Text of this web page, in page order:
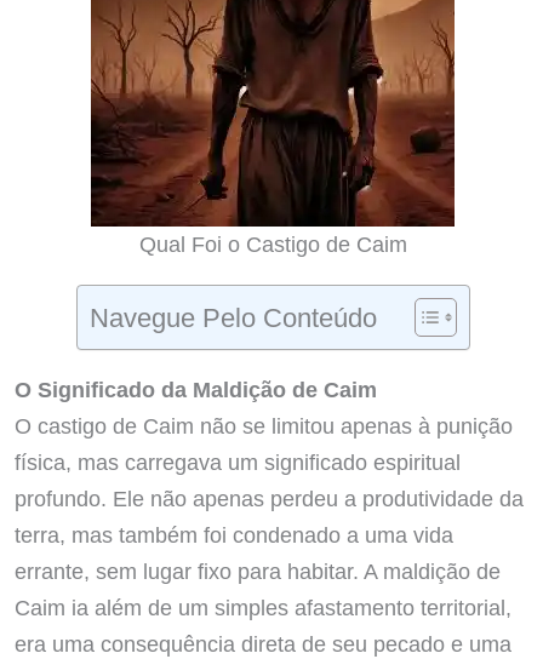
Qual Foi o Castigo de Caim
Navegue Pelo Conteúdo
O Significado da Maldição de Caim
O castigo de Caim não se limitou apenas à punição
física, mas carregava um significado espiritual
profundo. Ele não apenas perdeu a produtividade da
terra, mas também foi condenado a uma vida
errante, sem lugar fixo para habitar. A maldição de
Caim ia além de um simples afastamento territorial,
era uma consequência direta de seu pecado e uma